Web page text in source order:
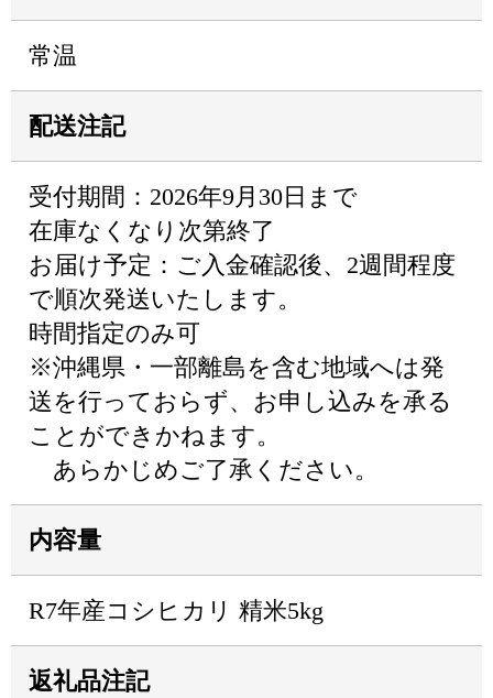
常温
配送注記
受付期間：2026年9月30日まで
在庫なくなり次第終了
お届け予定：ご入金確認後、2週間程度
で順次発送いたします。
時間指定のみ可
※沖縄県・一部離島を含む地域へは発
送を行っておらず、お申し込みを承る
ことができかねます。
あらかじめご了承ください。
内容量
R7年産コシヒカリ 精米5kg
返礼品注記